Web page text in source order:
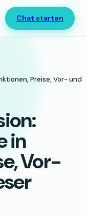
Chat starten
Preise, Vor- und
in
Vor-